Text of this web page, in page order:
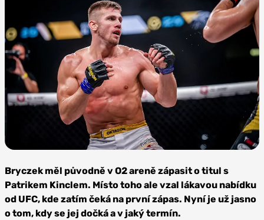
Oktagon
MMA
Bryczek měl původně v O2 areně zápasit o titul s
Patrikem Kinclem. Místo toho ale vzal lákavou nabídku
od UFC, kde zatím čeká na první zápas. Nyní je už jasno
o tom, kdy se jej dočká a v jaký termín.